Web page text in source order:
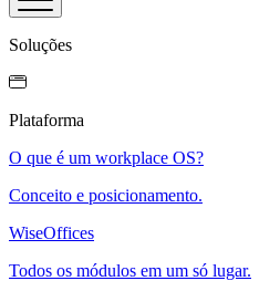
Soluções
Plataforma
O que é um workplace OS?
Conceito e posicionamento.
WiseOffices
Todos os módulos em um só lugar.